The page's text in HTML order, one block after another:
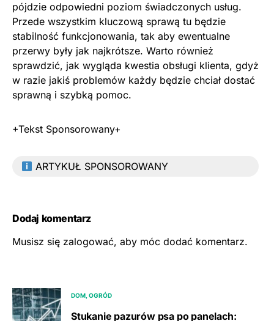
pójdzie odpowiedni poziom świadczonych usług.
Przede wszystkim kluczową sprawą tu będzie
stabilność funkcjonowania, tak aby ewentualne
przerwy były jak najkrótsze. Warto również
sprawdzić, jak wygląda kwestia obsługi klienta, gdyż
w razie jakiś problemów każdy będzie chciał dostać
sprawną i szybką pomoc.
+Tekst Sponsorowany+
ARTYKUŁ SPONSOROWANY
Dodaj komentarz
Musisz się zalogować, aby móc dodać komentarz.
DOM, OGRÓD
Stukanie pazurów psa po panelach: